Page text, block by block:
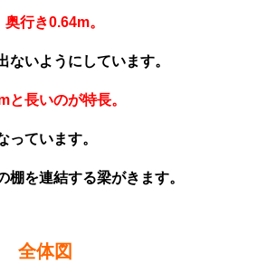
行き0.64m。
ないようにしています。
と長いのが特長。
っています。
棚を連結する梁がきます。
全体図